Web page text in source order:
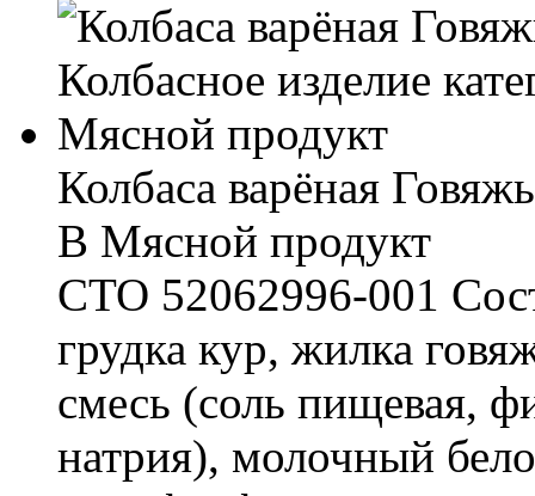
Колбаса варёная
В Мясной продукт
СТО 52062996-001
грудка кур, жилка
смесь (соль пищевая,
натрия), молочный